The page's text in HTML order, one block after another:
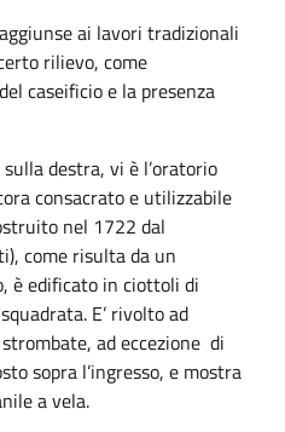
ai lavori tradizionali
rilievo, come
caseificio e la presenza
destra, vi è l’oratorio
consacrato e utilizzabile
nel 1722 dal
come risulta da un
è edificato in ciottoli di
E’ rivolto ad
ad eccezione di
sopra l’ingresso, e mostra
a vela.